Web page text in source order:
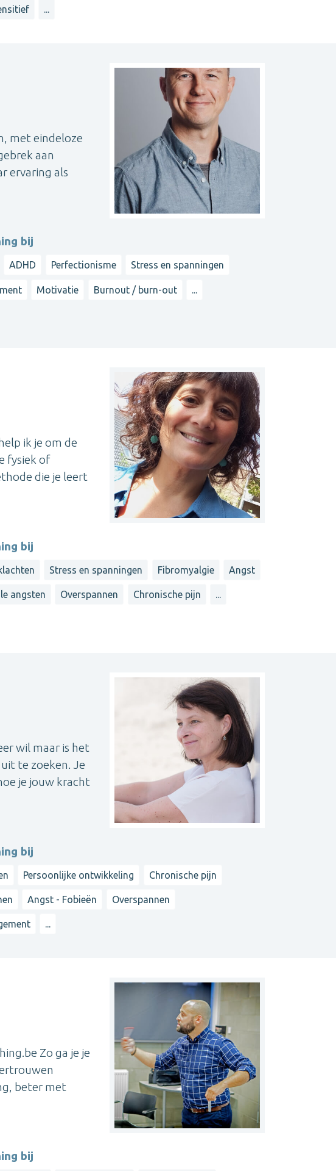
...
met eindeloze
aan
ervaring als
bij
ADHD Perfectionisme Stress en spanningen
Motivatie Burnout / burn-out
ik je om de
fysiek of
die je leert
bij
Stress en spanningen Fibromyalgie Angst
angsten Overspannen Chronische pijn ...
wil maar is het
te zoeken. Je
je jouw kracht
bij
Persoonlijke ontwikkeling Chronische pijn
Angst - Fobieën Overspannen
...
Zo ga je je
beter met
bij